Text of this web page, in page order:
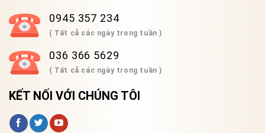
0945 357 234
( Tất cả các ngày trong tuần )
036 366 5629
( Tất cả các ngày trong tuần )
KẾT NỐI VỚI CHÚNG TÔI